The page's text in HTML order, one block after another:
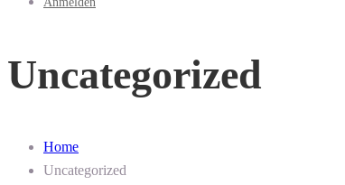
Uncategorized
Home
Uncategorized